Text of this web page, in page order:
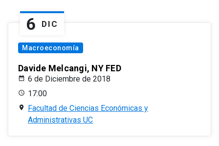
6 DIC
Macroeconomía
Davide Melcangi, NY FED
6 de Diciembre de 2018
17:00
Facultad de Ciencias Económicas y
Administrativas UC